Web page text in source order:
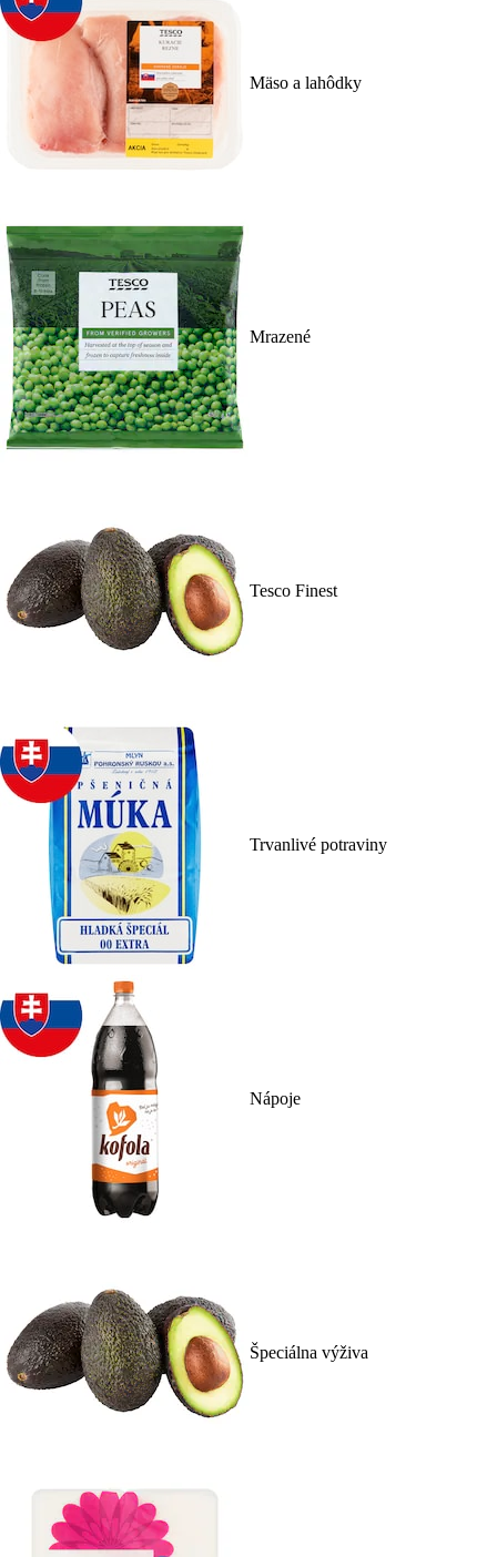
Mäso a lahôdky
Mrazené
Tesco Finest
Trvanlivé potraviny
Nápoje
Špeciálna výživa